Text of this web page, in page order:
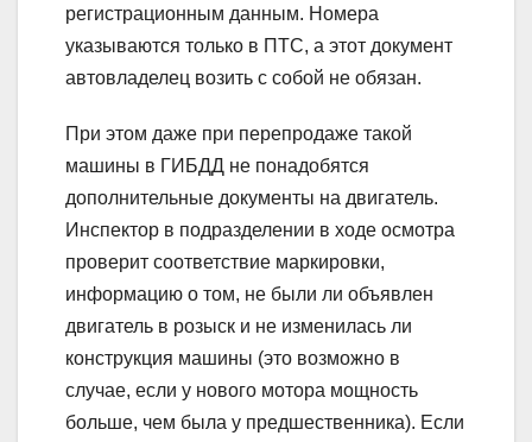
регистрационным данным. Номера
указываются только в ПТС, а этот документ
автовладелец возить с собой не обязан.
При этом даже при перепродаже такой
машины в ГИБДД не понадобятся
дополнительные документы на двигатель.
Инспектор в подразделении в ходе осмотра
проверит соответствие маркировки,
информацию о том, не были ли объявлен
двигатель в розыск и не изменилась ли
конструкция машины (это возможно в
случае, если у нового мотора мощность
больше, чем была у предшественника). Если